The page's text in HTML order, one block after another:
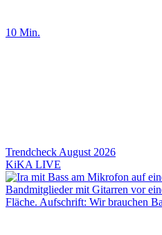
10 Min.
Trendcheck August 2026
KiKA LIVE